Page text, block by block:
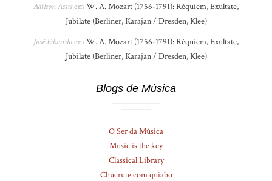
Adilson Assisem W. A. Mozart (1756-1791): Réquiem, Exultate,
Jubilate (Berliner, Karajan / Dresden, Klee)
José Eduardoem W. A. Mozart (1756-1791): Réquiem, Exultate,
Jubilate (Berliner, Karajan / Dresden, Klee)
Blogs de Música
O Ser da Música
Music is the key
Classical Library
Chucrute com quiabo